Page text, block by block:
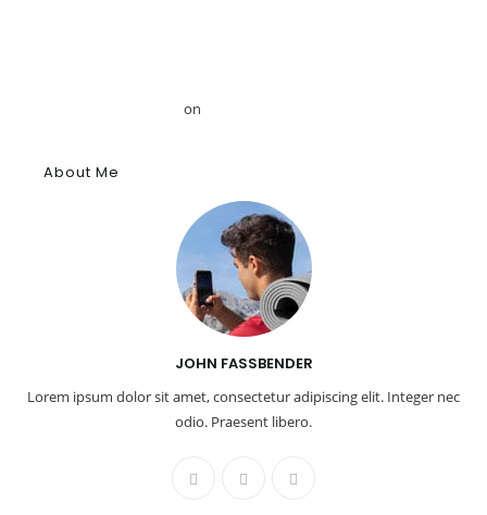
on
About Me
JOHN FASSBENDER
Lorem ipsum dolor sit amet, consectetur adipiscing elit. Integer nec
odio. Praesent libero.